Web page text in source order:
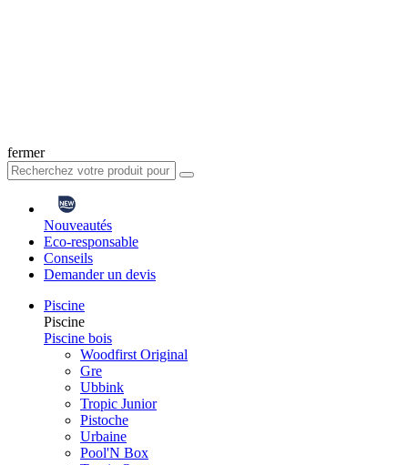
fermer
Nouveautés
Eco-responsable
Conseils
Demander un devis
Piscine
Piscine
Piscine bois
Woodfirst Original
Gre
Ubbink
Tropic Junior
Pistoche
Urbaine
Pool'N Box